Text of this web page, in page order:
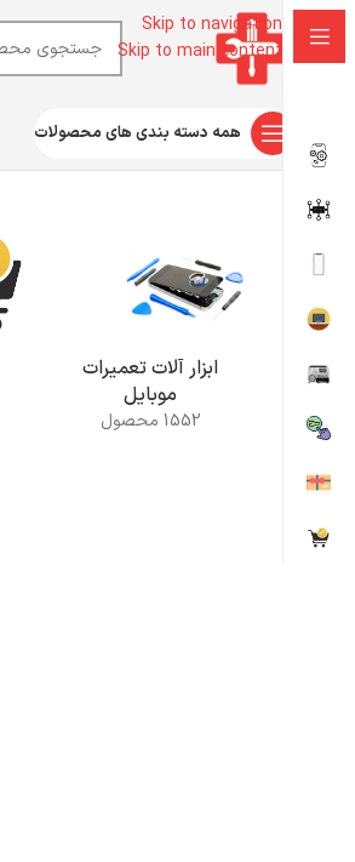
Skip to navigation
Skip to main content
همه دسته بندی های محصولات
خانه
ابزار آلات تعمیرات
موبایل
1552 محصول